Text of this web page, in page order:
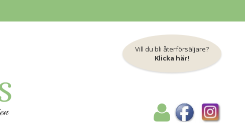
Vill du bli återförsäljare?
Klicka här!